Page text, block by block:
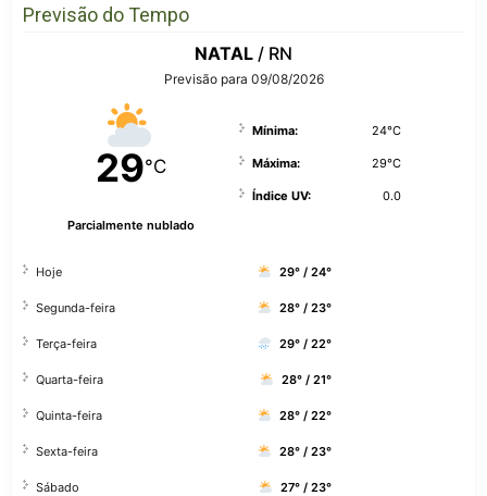
Previsão do Tempo
NATAL / RN
Previsão para 09/08/2026
29°C
Parcialmente nublado
Mínima: 24°C
Máxima: 29°C
Índice UV: 0.0
Hoje 29° / 24°
Segunda-feira 28° / 23°
Terça-feira 29° / 22°
Quarta-feira 28° / 21°
Quinta-feira 28° / 22°
Sexta-feira 28° / 23°
Sábado 27° / 23°